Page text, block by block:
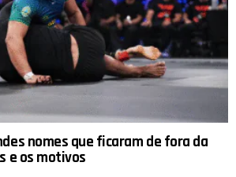
nomes que ficaram de fora da
e os motivos